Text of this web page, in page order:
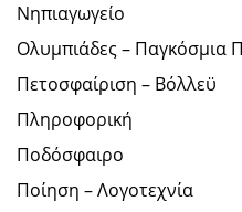
Νηπιαγωγείο
Ολυμπιάδες – Παγκόσμια
Πετοσφαίριση – Βόλλεϋ
Πληροφορική
Ποδόσφαιρο
Ποίηση – Λογοτεχνία